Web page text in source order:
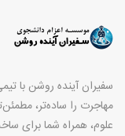
سفیران آینده روشن با
مهاجرت را ساده‌تر،
علوم، همراه شما برای